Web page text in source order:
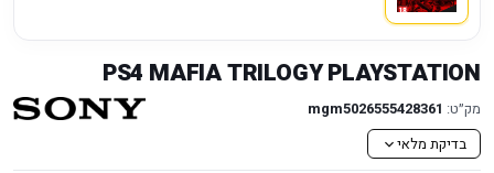
PS4 MAFIA TRILOGY PLAYSTATION
מק״ט: mgm5026555428361
בדיקת מלאי